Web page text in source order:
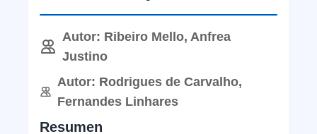
Autor: Ribeiro Mello, Anfrea
Justino
Autor: Rodrigues de Carvalho,
Fernandes Linhares
Resumen